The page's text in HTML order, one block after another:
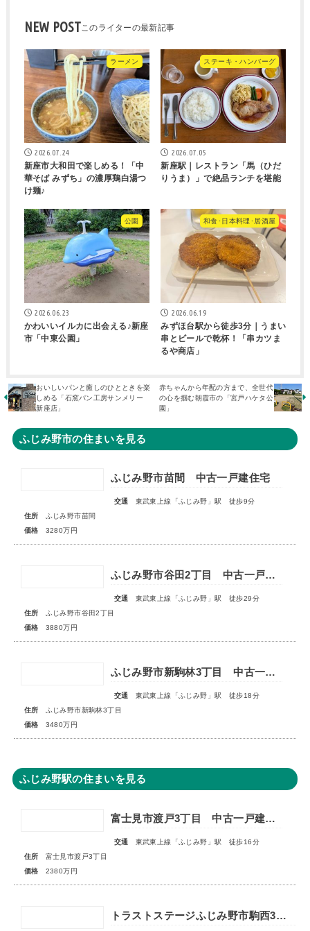
NEW POST
ラーメン
2026.07.24
新座市大和田で楽しめる！「中
華そば みずち」の濃厚鶏白湯つ
け麺♪
ステーキ・ハンバーグ
2026.07.05
新座駅｜レストラン「馬（ひだ
りうま）」で絶品ランチを堪能
公園
2026.06.23
かわいいイルカに出会える♪新座
市「中東公園」
和食･日本料理･居酒屋
2026.06.19
みずほ台駅から徒歩3分｜うまい
串とビールで乾杯！「串カツま
るや商店」
おいしいパンと癒しのひとときを楽
しめる「石窯パン工房サンメリー
新座店」
赤ちゃんから年配の方まで、全世代
の心を掴む朝霞市の「宮戸ハケタ公
園」
ふじみ野市の住まいを見る
ふじみ野市苗間 中古一戸建住宅
交通
東武東上線「ふじみ野」駅 徒歩9分
住所
ふじみ野市苗間
価格
3280万円
ふじみ野市谷田2丁目 中古一戸建住宅
交通
東武東上線「ふじみ野」駅 徒歩29分
住所
ふじみ野市谷田2丁目
価格
3880万円
ふじみ野市新駒林3丁目 中古一戸建住宅
交通
東武東上線「ふじみ野」駅 徒歩18分
住所
ふじみ野市新駒林3丁目
価格
3480万円
ふじみ野駅の住まいを見る
富士見市渡戸3丁目 中古一戸建住宅
交通
東武東上線「ふじみ野」駅 徒歩16分
住所
富士見市渡戸3丁目
価格
2380万円
トラストステージふじみ野市駒西3丁目4期 全3区画◇販売予告◇